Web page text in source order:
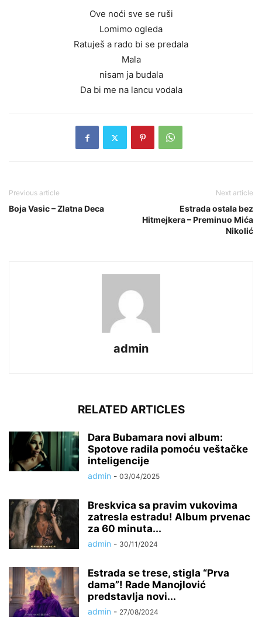
Ove noći sve se ruši
Lomimo ogleda
Ratuješ a rado bi se predala
Mala
nisam ja budala
Da bi me na lancu vodala
Previous article
Boja Vasic – Zlatna Deca
Next article
Estrada ostala bez
Hitmejkera – Preminuo Mića
Nikolić
admin
RELATED ARTICLES
Dara Bubamara novi album:
Spotove radila pomoću veštačke
inteligencije
admin - 03/04/2025
Breskvica sa pravim vukovima
zatresla estradu! Album prvenac
za 60 minuta...
admin - 30/11/2024
Estrada se trese, stigla “Prva
dama”! Rade Manojlović
predstavlja novi...
admin - 27/08/2024